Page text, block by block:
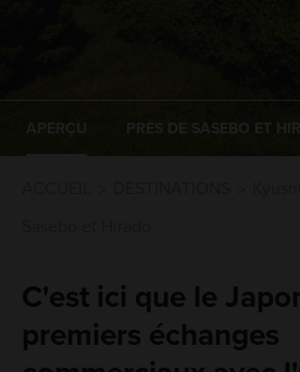
APERÇU PRÈS DE SASEBO ET
C'est ici que le
premiers échanges